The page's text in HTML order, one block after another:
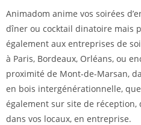
Animadom anime vos soirées
dîner ou cocktail dinatoire mais
également aux entreprises de
à Paris, Bordeaux, Orléans, ou
proximité de Mont-de-Marsan,
en bois intergénérationnelle,
également sur site de réception,
dans vos locaux, en entreprise.